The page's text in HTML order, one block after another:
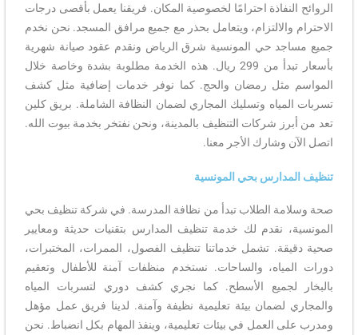
الروائح النفاذة احترامًا لخصوصية المكان. فريقنا يعمل بأقصى درجات
الاحترام والالتزام، ويتعامل بحذر مع جميع مرافق المسجد. نحن نخدم
جميع مساجد حي المونسية شرق الرياض ونقدم عقود صيانة شهرية
بأسعار تبدأ من 299 ريال. هذه الخدمة مطلوبة بشدة وخاصة خلال
المواسم مثل رمضان والحج. كما نوفر خدمات إضافية مثل كشف
تسربات المياه وتسليك المجاري لضمان النظافة الشاملة. بريق كلين
تعد من أبرز شركات التنظيف بالمدينة، ونحن نفتخر بخدمة بيوت الله.
اتصل الآن وشارك الأجر معنا.
تنظيف المدارس بحي المونسية
صحة وسلامة الطلاب تبدأ من نظافة المدرسة. في شركة تنظيف بحي
المونسية، نقدم لك خدمة تنظيف المدارس بتقنيات حديثة ومعايير
صحية دقيقة. تشمل خدماتنا تنظيف الفصول، الممرات، المختبرات،
دورات المياه، والساحات. نستخدم منظفات آمنة للأطفال وتعقيم
بالبخار لجميع الأسطح. كما نجري كشف دوري لتسربات المياه
والمجاري لضمان بيئة تعليمية نظيفة وآمنة. لدينا فريق عمل مؤهل
ومدرب على العمل في بيئات تعليمية، وينفذ المهام بكل انضباط. نحن